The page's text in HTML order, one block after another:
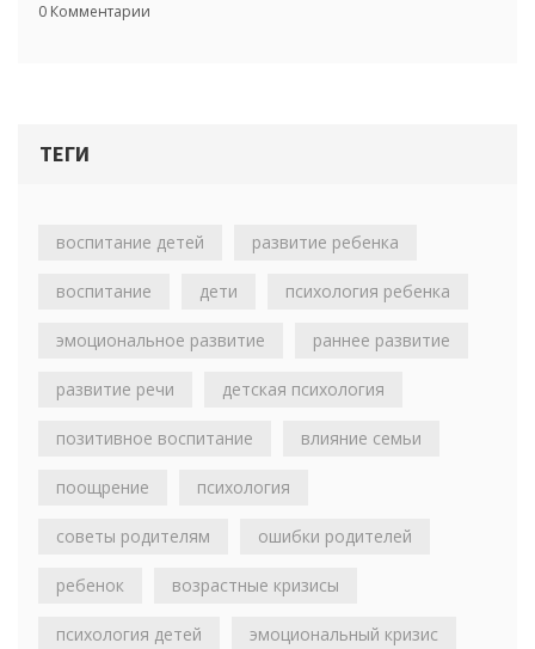
0 Комментарии
ТЕГИ
воспитание детей развитие ребенка
воспитание дети психология ребенка
эмоциональное развитие раннее развитие
развитие речи детская психология
позитивное воспитание влияние семьи
поощрение психология
советы родителям ошибки родителей
ребенок возрастные кризисы
психология детей эмоциональный кризис